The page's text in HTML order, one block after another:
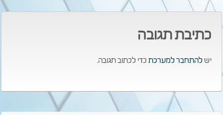
כתיבת תגובה
ישלהתחבר למערכתכדי לכתוב תגובה.